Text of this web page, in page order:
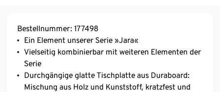
Bestellnummer: 177498
Ein Element unserer Serie »Jara«
Vielseitig kombinierbar mit weiteren Elementen der
Serie
Durchgängige glatte Tischplatte aus Duraboard:
Mischung aus Holz und Kunststoff, kratzfest und